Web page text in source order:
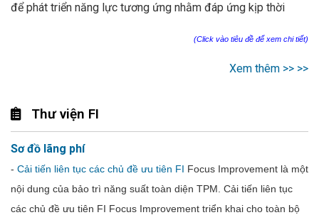
để phát triển năng lực tương ứng nhằm đáp ứng kịp thời
(Click vào tiêu đề để xem chi tiết)
Xem thêm >> >>
Thư viện FI
Sơ đồ lãng phí
- Cải tiến liên tục các chủ đề ưu tiên FI Focus Improvement là một
nội dung của bảo trì năng suất toàn diện TPM. Cải tiến liên tục
các chủ đề ưu tiên FI Focus Improvement triển khai cho toàn bộ